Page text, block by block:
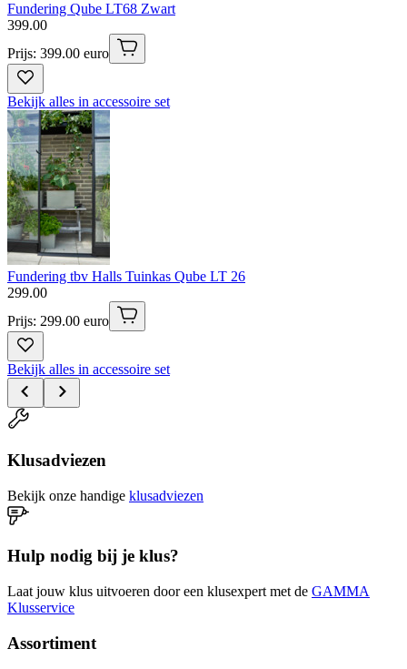
Fundering Qube LT68 Zwart
399.00
Prijs: 399.00 euro
Bekijk alles in accessoire set
Fundering tbv Halls Tuinkas Qube LT 26
299.00
Prijs: 299.00 euro
Bekijk alles in accessoire set
Klusadviezen
Bekijk onze handige klusadviezen
Hulp nodig bij je klus?
Laat jouw klus uitvoeren door een klusexpert met de GAMMA
Klusservice
Assortiment